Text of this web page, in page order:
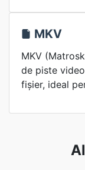
MKV
MKV
de piste
fișier, ideal